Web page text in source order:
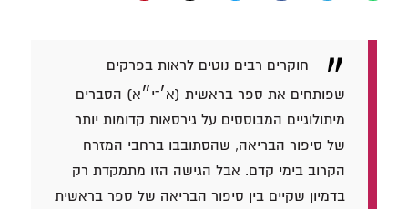
חוקרים רבים נוטים לראות בפרקים
שפותחים את ספר בראשית (א׳־י״א) הסברים
מיתולוגיים המבוססים על גירסאות קדומות יותר
של סיפור הבריאה, שהסתובבו ברחבי המזרח
הקרוב בימי קדם. אבל הגישה הזו מתמקדת רק
בדמיון שקיים בין סיפור הבריאה של ספר בראשית